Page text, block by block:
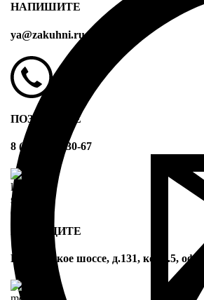
НАПИШИТЕ
ya@zakuhni.ru
ПОЗВОНИТЕ
8 (499) 394-30-67
ПРИХОДИТЕ
Варшавское шоссе, д.131, корп.5, оф.24